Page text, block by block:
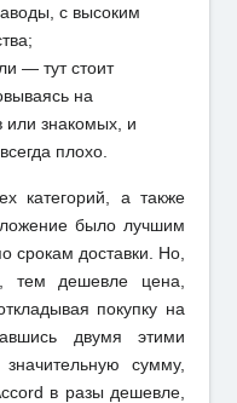
с высоким
— тут стоит
на
знакомых, и
плохо.
категорий, а также
было лучшим
срокам доставки. Но,
тем дешевле цена,
покупку на
двумя этими
сумму,
в разы дешевле,